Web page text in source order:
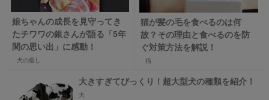
娘ちゃんの成長を見守ってき
たチワワの銀さんが語る「5年
間の思い出」に感動！
犬の癒し
猫が髪の毛を食べるのは何
故？その理由と食べるのを防
ぐ対策方法を解説！
猫
大きすぎてびっくり！超大型犬の種類を紹介！
犬